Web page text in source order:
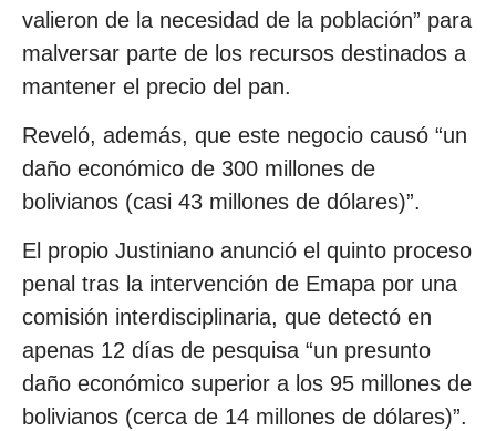
valieron de la necesidad de la población” para
malversar parte de los recursos destinados a
mantener el precio del pan.
Reveló, además, que este negocio causó “un
daño económico de 300 millones de
bolivianos (casi 43 millones de dólares)”.
El propio Justiniano anunció el quinto proceso
penal tras la intervención de Emapa por una
comisión interdisciplinaria, que detectó en
apenas 12 días de pesquisa “un presunto
daño económico superior a los 95 millones de
bolivianos (cerca de 14 millones de dólares)”.